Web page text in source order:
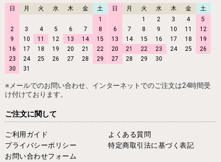
日
月 火 水 木 金
土
1
2
3 4 5 6 7
8
9
10 11 12 13 14
15
16
17 18 19 20 21
22
23
24 25 26 27 28
29
30
31
日
月 火 水 木 金
土
1
2 3 4
5
6
7 8 9 10 11
12
13
14 15 16 17 18
19
20
21 22 23 24 25
26
27
28 29 30
※メールでのお問い合わせ、インターネットでのご注文は24時間受
け付けております。
ご注文に関して
ご利用ガイド
よくある質問
プライバシーポリシー
特定商取引法に基づく表記
お問い合わせフォーム